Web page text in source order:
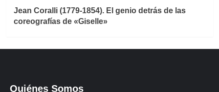
Jean Coralli (1779-1854). El genio detrás de las
coreografías de «Giselle»
Quiénes Somos